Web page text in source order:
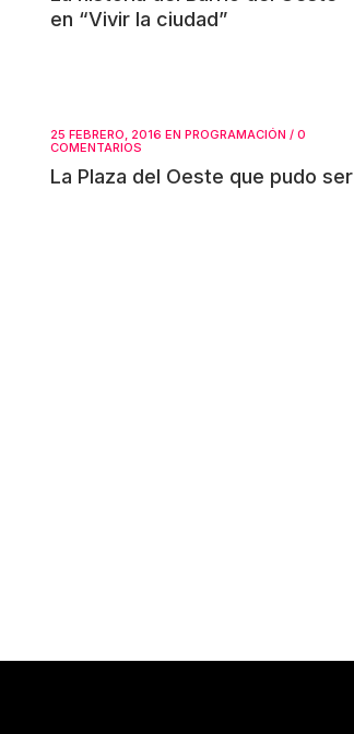
en “Vivir la ciudad”
25 FEBRERO, 2016 EN PROGRAMACIÓN / 0
COMENTARIOS
La Plaza del Oeste que pudo ser